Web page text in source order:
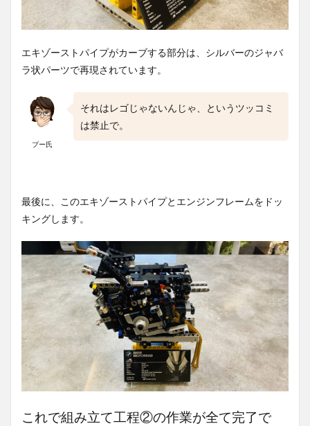
エキゾーストパイプがカーブする部分は、シルバーのジャバ
ラ状パーツで再現されています。
プー氏
それはレゴじゃないんじゃ、というツッコミ
は禁止で。
最後に、このエキゾーストパイプとエンジンフレームをドッ
キングします。
これで組み立て工程②の作業が全て完了で